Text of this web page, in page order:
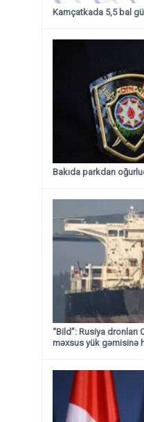
Kamçatkada 5,5 bal
Bakıda parkdan
“Bild”: Rusiya
məxsus yük gəmisinə